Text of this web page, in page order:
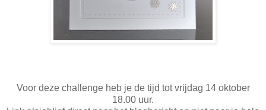
Voor deze challenge heb je de tijd tot vrijdag 14 oktober
18.00 uur.